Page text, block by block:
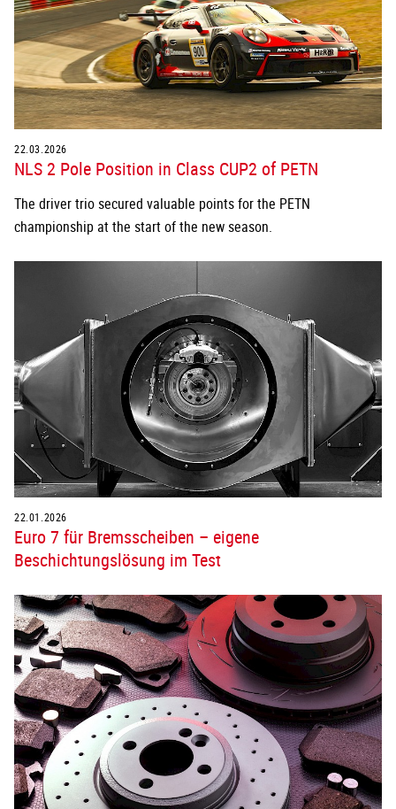
22.03.2026
NLS 2 Pole Position in Class CUP2 of PETN
The driver trio secured valuable points for the PETN
championship at the start of the new season.
22.01.2026
Euro 7 für Bremsscheiben – eigene
Beschichtungslösung im Test